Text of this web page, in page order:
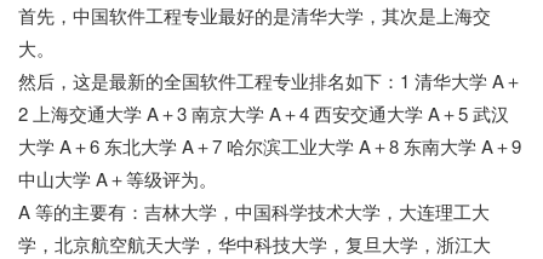
首先，中国软件工程专业最好的是清华大学，其次是上海交
大。
然后，这是最新的全国软件工程专业排名如下：1 清华大学 A＋
2 上海交通大学 A＋3 南京大学 A＋4 西安交通大学 A＋5 武汉
大学 A＋6 东北大学 A＋7 哈尔滨工业大学 A＋8 东南大学 A＋9
中山大学 A＋等级评为。
A 等的主要有：吉林大学，中国科学技术大学，大连理工大
学，北京航空航天大学，华中科技大学，复旦大学，浙江大